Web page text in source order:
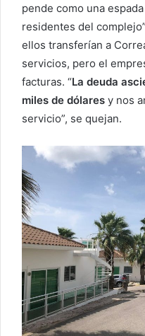
pende como una
residentes del
ellos transferían a
servicios, pero el
facturas. “La deuda
miles de dólares y nos
servicio”, se quejan.